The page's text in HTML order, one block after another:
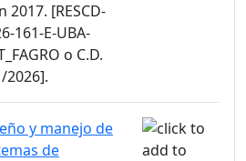
2017. [RESCD-
161-E-UBA-
o C.D.
2026].
y manejo de
de